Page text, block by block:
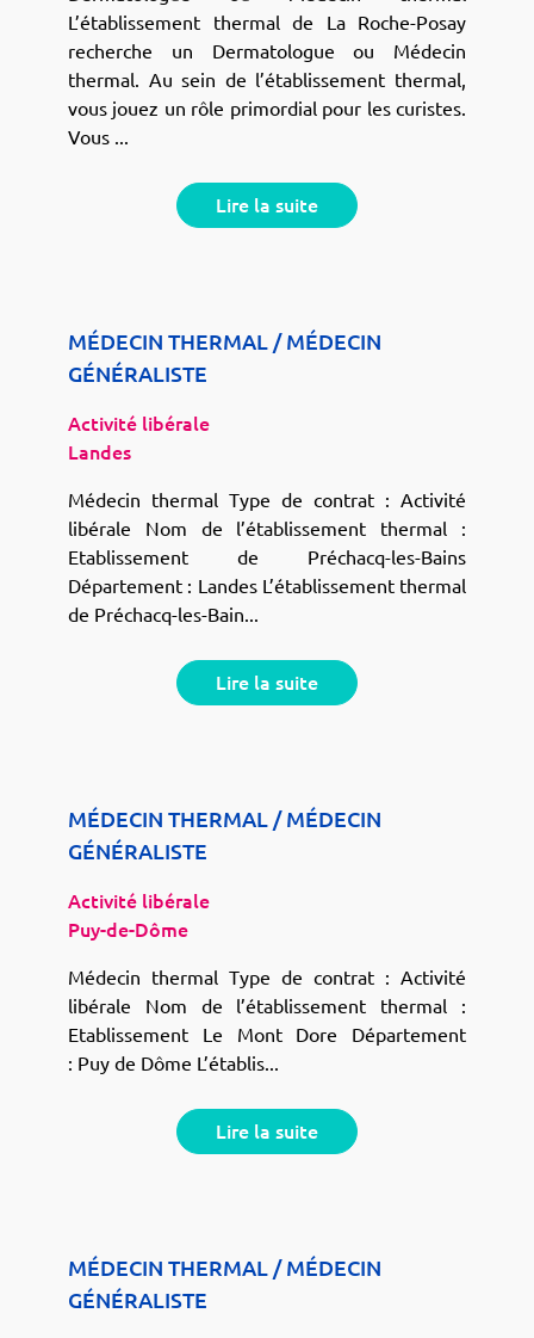
L’établissement thermal de La Roche-Posay
recherche un Dermatologue ou Médecin
thermal. Au sein de l’établissement thermal,
vous jouez un rôle primordial pour les curistes.
Vous ...
Lire la suite
MÉDECIN THERMAL / MÉDECIN
GÉNÉRALISTE
Activité libérale
Landes
Médecin thermal Type de contrat : Activité
libérale Nom de l’établissement thermal :
Etablissement de Préchacq-les-Bains
Département : Landes L’établissement thermal
de Préchacq-les-Bain...
Lire la suite
MÉDECIN THERMAL / MÉDECIN
GÉNÉRALISTE
Activité libérale
Puy-de-Dôme
Médecin thermal Type de contrat : Activité
libérale Nom de l’établissement thermal :
Etablissement Le Mont Dore Département
: Puy de Dôme L’établis...
Lire la suite
MÉDECIN THERMAL / MÉDECIN
GÉNÉRALISTE